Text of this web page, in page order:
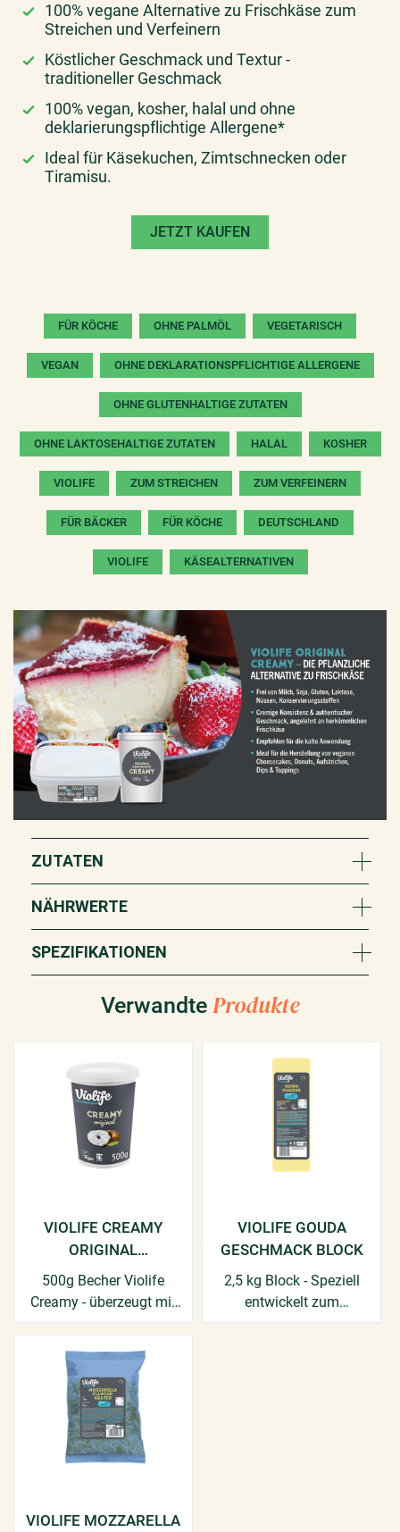
100% vegane Alternative zu Frischkäse zum
Streichen und Verfeinern
Köstlicher Geschmack und Textur -
traditioneller Geschmack
100% vegan, kosher, halal und ohne
deklarierungspflichtige Allergene*
Ideal für Käsekuchen, Zimtschnecken oder
Tiramisu.
JETZT KAUFEN
FÜR KÖCHE OHNE PALMÖL VEGETARISCH
VEGAN OHNE DEKLARATIONSPFLICHTIGE ALLERGENE
OHNE GLUTENHALTIGE ZUTATEN
OHNE LAKTOSEHALTIGE ZUTATEN HALAL KOSHER
VIOLIFE ZUM STREICHEN ZUM VERFEINERN
FÜR BÄCKER FÜR KÖCHE DEUTSCHLAND
VIOLIFE KÄSEALTERNATIVEN
ZUTATEN
NÄHRWERTE
SPEZIFIKATIONEN
Verwandte Produkte
VIOLIFE CREAMY
ORIGINAL
FRISCHKÄSEALTERNA
TIVE
500g Becher Violife
Creamy - überzeugt mit
VIOLIFE GOUDA
GESCHMACK BLOCK
2,5 kg Block - Speziell
entwickelt zum
VIOLIFE MOZZARELLA